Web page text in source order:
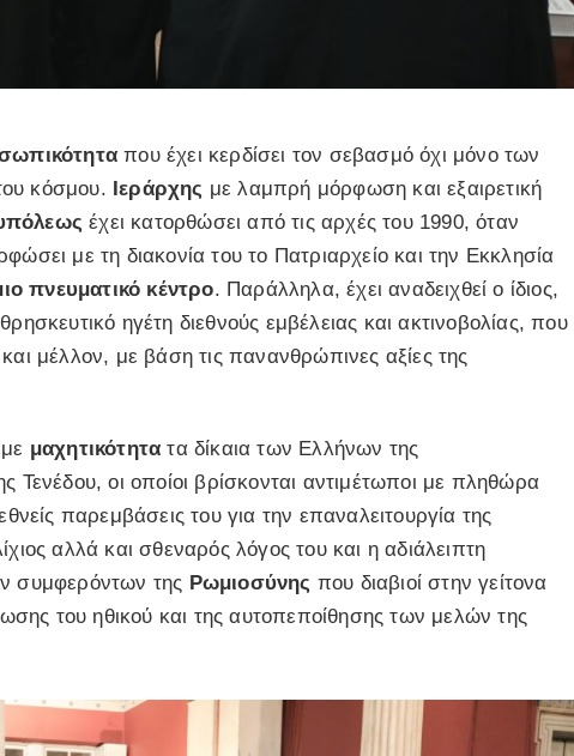
που έχει κερδίσει τον σεβασμό όχι μόνο των
κόσμου. Ιεράρχης με λαμπρή μόρφωση και εξαιρετική
έχει κατορθώσει από τις αρχές του 1990, όταν
με τη διακονία του το Πατριαρχείο και την Εκκλησία
πνευματικό κέντρο. Παράλληλα, έχει αναδειχθεί ο ίδιος,
ηγέτη διεθνούς εμβέλειας και ακτινοβολίας, που
μέλλον, με βάση τις πανανθρώπινες αξίες της
μαχητικότητα τα δίκαια των Ελλήνων της
Τενέδου, οι οποίοι βρίσκονται αντιμέτωποι με πληθώρα
παρεμβάσεις του για την επαναλειτουργία της
αλλά και σθεναρός λόγος του και η αδιάλειπτη
συμφερόντων της Ρωμιοσύνης που διαβιοί στην γείτονα
του ηθικού και της αυτοπεποίθησης των μελών της